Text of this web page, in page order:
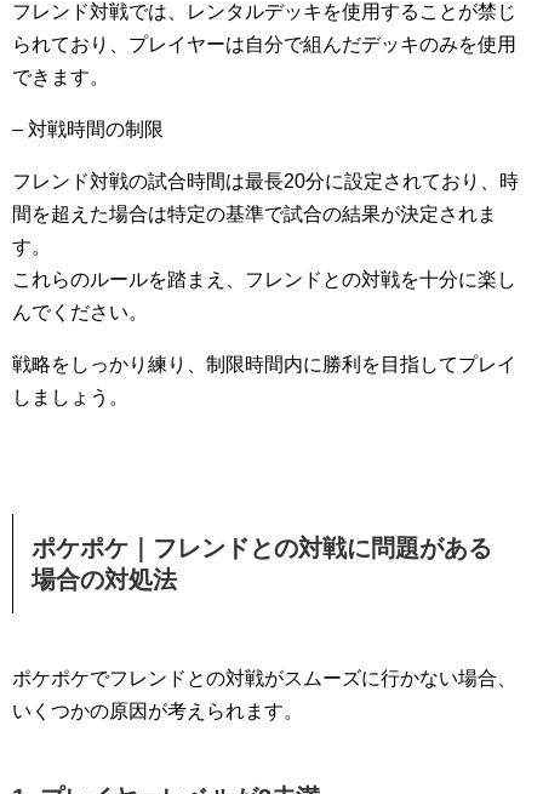
フレンド対戦では、レンタルデッキを使用することが禁じ
られており、プレイヤーは自分で組んだデッキのみを使用
できます。
– 対戦時間の制限
フレンド対戦の試合時間は最長20分に設定されており、時
間を超えた場合は特定の基準で試合の結果が決定されま
す。
これらのルールを踏まえ、フレンドとの対戦を十分に楽し
んでください。
戦略をしっかり練り、制限時間内に勝利を目指してプレイ
しましょう。
ポケポケ｜フレンドとの対戦に問題がある
場合の対処法
ポケポケでフレンドとの対戦がスムーズに行かない場合、
いくつかの原因が考えられます。